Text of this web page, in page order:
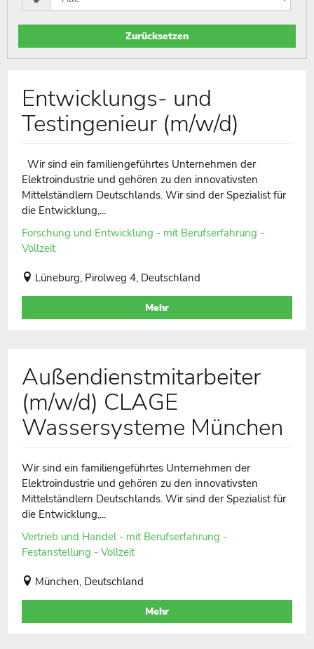
Zurücksetzen
Entwicklungs- und
Testingenieur (m/w/d)
Wir sind ein familiengeführtes Unternehmen der
Elektroindustrie und gehören zu den innovativsten
Mittelständlern Deutschlands. Wir sind der Spezialist für
die Entwicklung,...
Forschung und Entwicklung - mit Berufserfahrung -
Vollzeit
Lüneburg, Pirolweg 4, Deutschland
Mehr
Außendienstmitarbeiter
(m/w/d) CLAGE
Wassersysteme München
Wir sind ein familiengeführtes Unternehmen der
Elektroindustrie und gehören zu den innovativsten
Mittelständlern Deutschlands. Wir sind der Spezialist für
die Entwicklung,...
Vertrieb und Handel - mit Berufserfahrung -
Festanstellung - Vollzeit
München, Deutschland
Mehr